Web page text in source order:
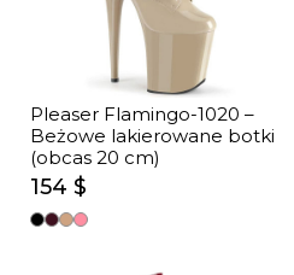
Pleaser Flamingo-1020 –
Beżowe lakierowane botki
(obcas 20 cm)
154 $